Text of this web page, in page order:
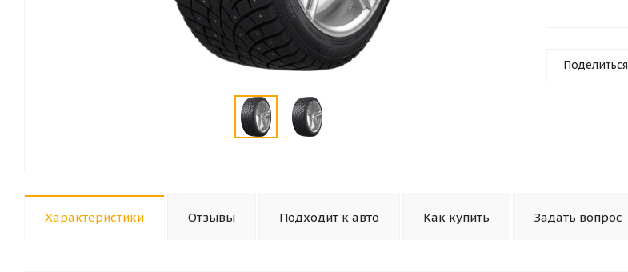
Поделиться
Характеристики Отзывы Подходит к авто Как купить Задать вопрос